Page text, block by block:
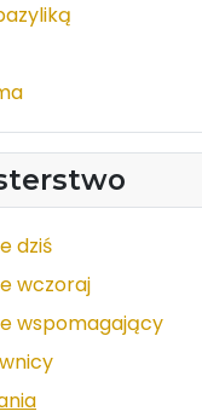
dziś
wczoraj
wspomagający